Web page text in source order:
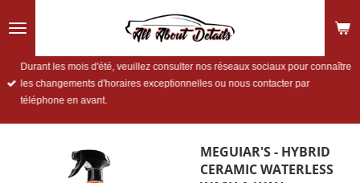
direct
hoofdinhoud
Durant les mois d'été, veuillez consulter nos réseaux sociaux pour connaître
les changements d'horaires exceptionnelles ou nous contacter par
téléphone en avant.
MEGUIAR'S - HYBRID
CERAMIC WATERLESS